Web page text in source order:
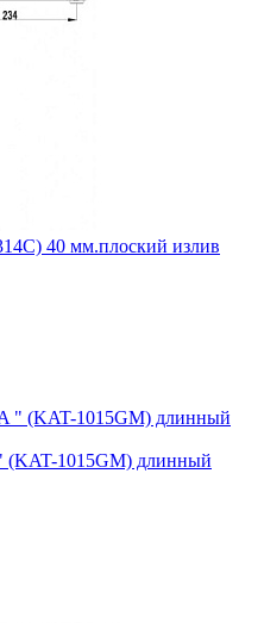
40 мм.плоский излив
(KAT-1015GM) длинный